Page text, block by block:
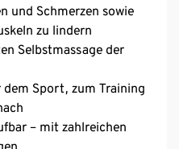
und Schmerzen sowie
zu lindern
Selbstmassage der
Sport, zum Training
– mit zahlreichen